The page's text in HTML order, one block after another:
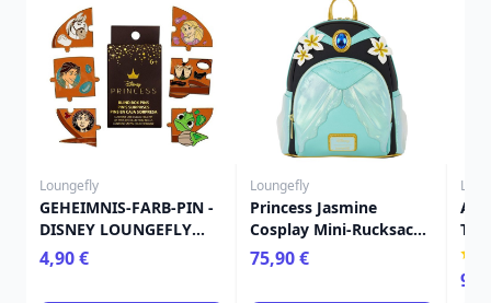
Loungefly
GEHEIMNIS-FARB-PIN -
DISNEY LOUNGEFLY
RAPUNZEL
4,90 €
Loungefly
Princess Jasmine
Cosplay Mini-Rucksack
mit Lampen-Charm -
Disney Loungefly
75,90 €